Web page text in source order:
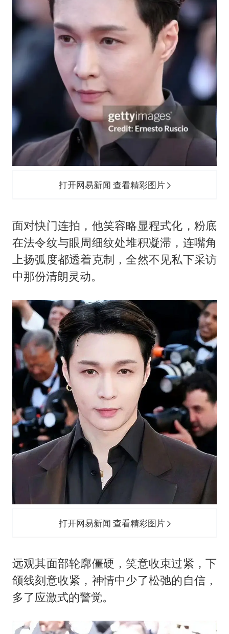
打开网易新闻 查看精彩图片
面对快门连拍，他笑容略显程式化，粉底
在法令纹与眼周细纹处堆积凝滞，连嘴角
上扬弧度都透着克制，全然不见私下采访
中那份清朗灵动。
打开网易新闻 查看精彩图片
远观其面部轮廓僵硬，笑意收束过紧，下
颌线刻意收紧，神情中少了松弛的自信，
多了应激式的警觉。